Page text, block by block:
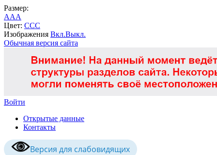
Размер:
AAA
Цвет: CCC
Изображения Вкл.Выкл.
Обычная версия сайта
Войти
Открытые данные
Контакты
Версия для слабовидящих